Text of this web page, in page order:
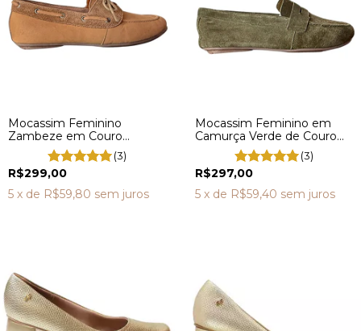
Mocassim Feminino
Zambeze em Couro
Legítimo HF0003 (3)
R$299,00
5 x de R$59,80 sem juros
Mocassim Feminino em
Camurça Verde de Couro
HF0002
(3)
R$297,00
5 x de R$59,40 sem juros